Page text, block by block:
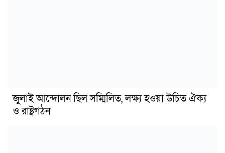
জুলাই আন্দোলন ছিল সম্মিলিত, লক্ষ্য হওয়া উচিত ঐক্য
ও রাষ্ট্রগঠন